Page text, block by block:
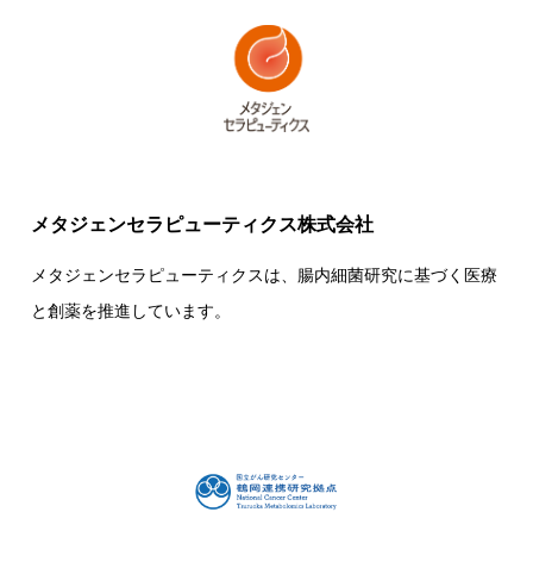
メタジェンセラピューティクス株式会社
メタジェンセラピューティクスは、腸内細菌研究に基づく医療
と創薬を推進しています。